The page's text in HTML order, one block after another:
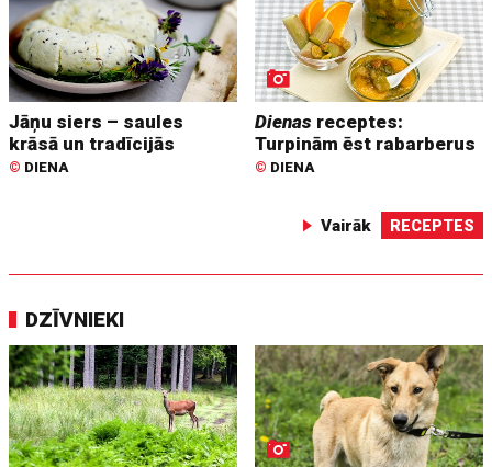
Jāņu siers – saules
krāsā un tradīcijās
© DIENA
Dienas receptes:
Turpinām ēst rabarberus
© DIENA
Vairāk RECEPTES
DZĪVNIEKI